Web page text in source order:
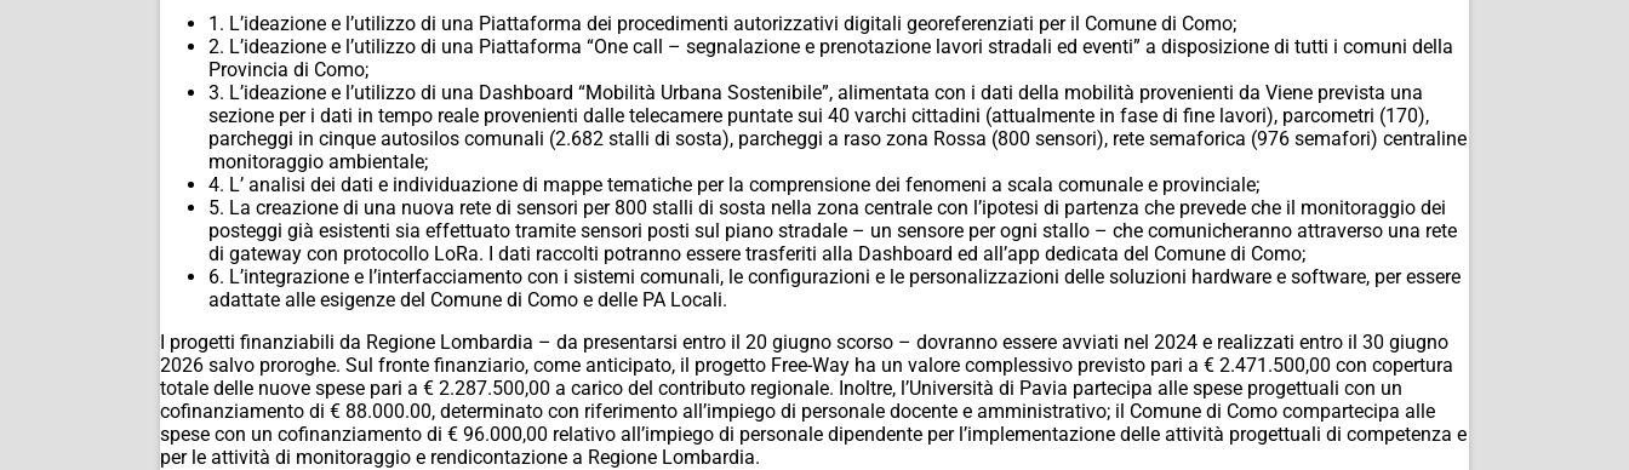
1. L’ideazione e l’utilizzo di una Piattaforma dei procedimenti autorizzativi digitali georeferenziati per il Comune di Como;
2. L’ideazione e l’utilizzo di una Piattaforma “One call – segnalazione e prenotazione lavori stradali ed eventi” a disposizione di tutti i comuni della
Provincia di Como;
3. L’ideazione e l’utilizzo di una Dashboard “Mobilità Urbana Sostenibile”, alimentata con i dati della mobilità provenienti da Viene prevista una
sezione per i dati in tempo reale provenienti dalle telecamere puntate sui 40 varchi cittadini (attualmente in fase di fine lavori), parcometri (170),
parcheggi in cinque autosilos comunali (2.682 stalli di sosta), parcheggi a raso zona Rossa (800 sensori), rete semaforica (976 semafori) centraline
monitoraggio ambientale;
4. L’ analisi dei dati e individuazione di mappe tematiche per la comprensione dei fenomeni a scala comunale e provinciale;
5. La creazione di una nuova rete di sensori per 800 stalli di sosta nella zona centrale con l’ipotesi di partenza che prevede che il monitoraggio dei
posteggi già esistenti sia effettuato tramite sensori posti sul piano stradale – un sensore per ogni stallo – che comunicheranno attraverso una rete
di gateway con protocollo LoRa. I dati raccolti potranno essere trasferiti alla Dashboard ed all’app dedicata del Comune di Como;
6. L’integrazione e l’interfacciamento con i sistemi comunali, le configurazioni e le personalizzazioni delle soluzioni hardware e software, per essere
adattate alle esigenze del Comune di Como e delle PA Locali.
I progetti finanziabili da Regione Lombardia – da presentarsi entro il 20 giugno scorso – dovranno essere avviati nel 2024 e realizzati entro il 30 giugno
2026 salvo proroghe. Sul fronte finanziario, come anticipato, il progetto Free-Way ha un valore complessivo previsto pari a € 2.471.500,00 con copertura
totale delle nuove spese pari a € 2.287.500,00 a carico del contributo regionale. Inoltre, l’Università di Pavia partecipa alle spese progettuali con un
cofinanziamento di € 88.000.00, determinato con riferimento all’impiego di personale docente e amministrativo; il Comune di Como compartecipa alle
spese con un cofinanziamento di € 96.000,00 relativo all’impiego di personale dipendente per l’implementazione delle attività progettuali di competenza e
per le attività di monitoraggio e rendicontazione a Regione Lombardia.